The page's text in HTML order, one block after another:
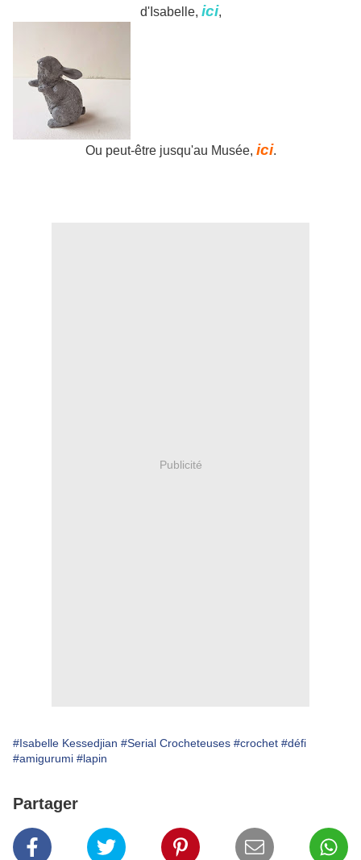
d'Isabelle, ici,
Ou peut-être jusqu'au Musée, ici.
Publicité
#Isabelle Kessedjian #Serial Crocheteuses #crochet #défi
#amigurumi #lapin
Partager